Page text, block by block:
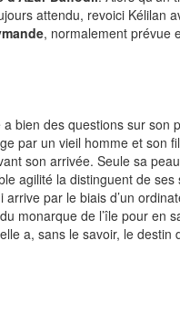
attendu, revoici Kélilan
, normalement prévue
bien des questions sur son
par un vieil homme et son
son arrivée. Seule sa
agilité la distinguent de ses
arrive par le biais d’un
monarque de l’île pour en
a, sans le savoir, le destin